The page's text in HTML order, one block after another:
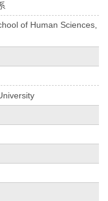
of Human Sciences,